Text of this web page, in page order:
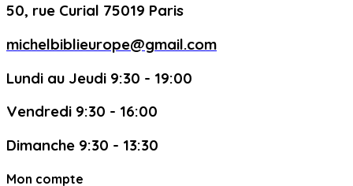
50, rue Curial 75019 Paris
michelbiblieurope@gmail.com
Lundi au Jeudi 9:30 - 19:00
Vendredi 9:30 - 16:00
Dimanche 9:30 - 13:30
Mon compte